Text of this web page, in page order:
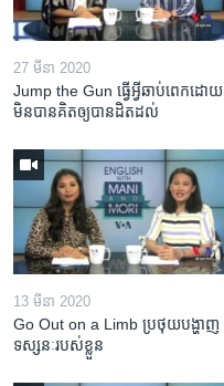
27 មីនា 2020
Jump the Gun ធ្វើ​អ្វី​ឆាប់ពេក​ដោយ​
មិន​បាន​គិត​ឲ្យ​បាន​ដិតដល់
13 មីនា 2020
Go Out on a Limb ប្រថុយ​បង្ហាញ​
ទស្សនៈ​របស់​ខ្លួន